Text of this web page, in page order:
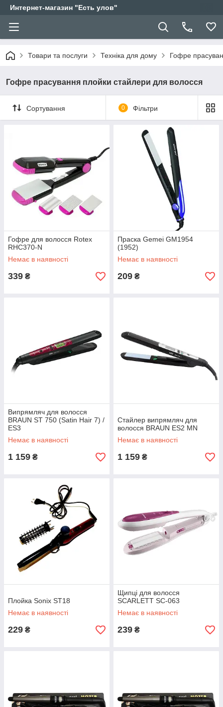
Интернет-магазин "Есть улов"
Товари та послуги Техніка для дому Гофре
Гофре прасування плойки стайлери для волосся
Сортування 0 Фільтри
Гофре для волосся Rotex
RHC370-N
Немає в наявності
339 ₴
Праска Gemei GM1954
(1952)
Немає в наявності
209 ₴
Випрямляч для волосся
BRAUN ST 750 (Satin Hair 7) /
ES3
Немає в наявності
1 159 ₴
Стайлер випрямляч для
волосся BRAUN ES2 MN
Немає в наявності
1 159 ₴
Плойка Sonix ST18
Немає в наявності
229 ₴
Щипці для волосся
SCARLETT SC-063
Немає в наявності
239 ₴